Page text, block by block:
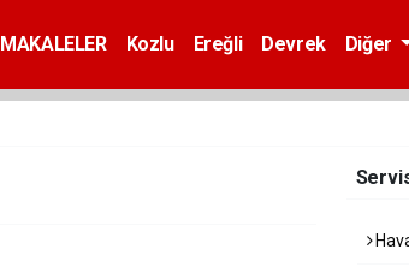
MAKALELER Kozlu Ereğli Devrek Diğer